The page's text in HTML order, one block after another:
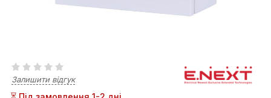
Залишити відгук